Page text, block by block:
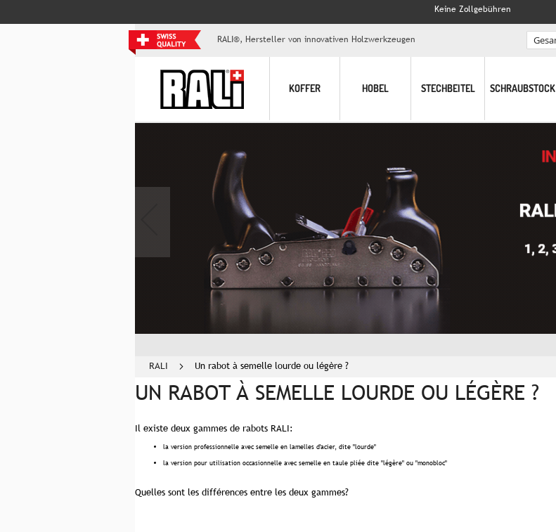
Keine Zollgebühren
RALI®, Hersteller von innovativen Holzwerkzeugen
KOFFER HOBEL STECHBEITEL SCHRAUBSTOCK
RALI Un rabot à semelle lourde ou légère ?
UN RABOT À SEMELLE LOURDE OU LÉGÈRE ?
Il existe deux gammes de rabots RALI:
la version professionnelle avec semelle en lamelles d'acier, dite "lourde"
la version pour utilisation occasionnelle avec semelle en taule pliée dite "légère" ou "monobloc"
Quelles sont les différences entre les deux gammes?